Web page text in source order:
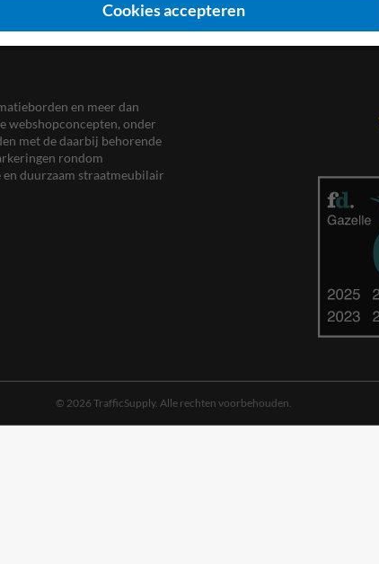
en meer dan
webshopconcepten, onder
met de daarbij behorende
rondom
duurzaam straatmeubilair
© 2026 TrafficSupply. Alle rechten voorbehouden.
Cookies accepteren